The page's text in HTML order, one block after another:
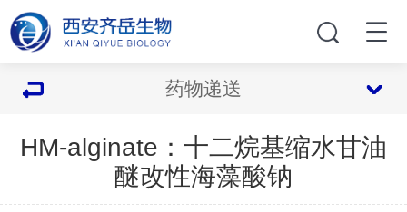
药物递送
HM-alginate：十二烷基缩水甘油
醚改性海藻酸钠